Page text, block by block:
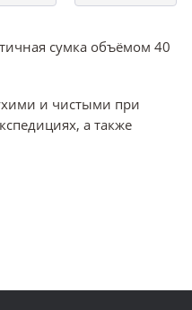
сумка объёмом 40
и чистыми при
а также